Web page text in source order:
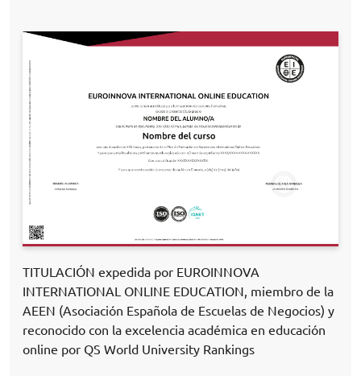
TITULACIÓN expedida por EUROINNOVA
INTERNATIONAL ONLINE EDUCATION, miembro de la
AEEN (Asociación Española de Escuelas de Negocios) y
reconocido con la excelencia académica en educación
online por QS World University Rankings